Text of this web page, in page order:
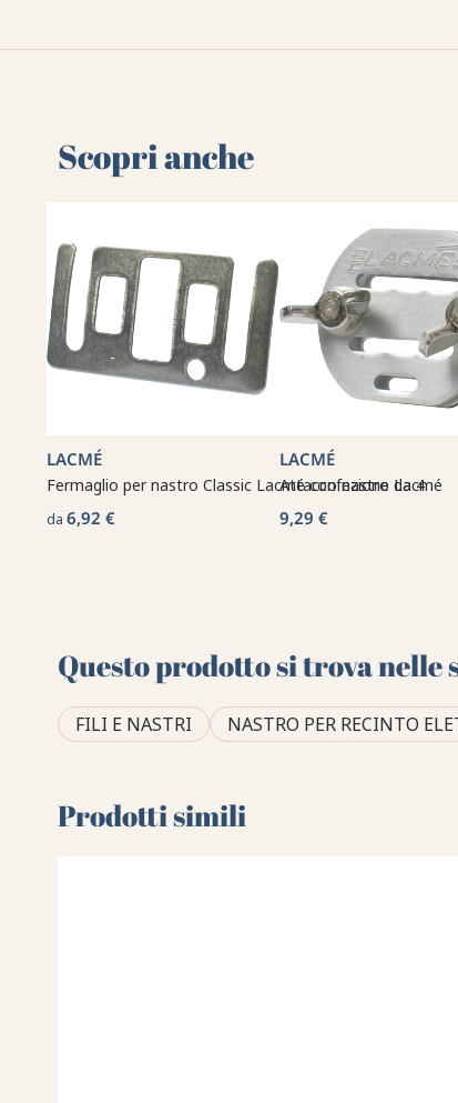
Scopri anche
LACMÉ
Fermaglio per nastro Classic Lacmé confezione da 4
da6,92 €
LACMÉ
Attacco nastro Lacmé
9,29 €
Questo prodotto si trova nelle
FILI E NASTRI NASTRO PER RECINTO
Prodotti simili